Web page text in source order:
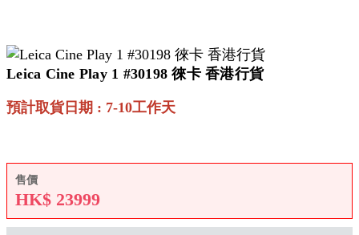
Leica Cine Play 1 #30198 徠卡 香港行貨
預計取貨日期 : 7-10工作天
售價
HK$ 23999